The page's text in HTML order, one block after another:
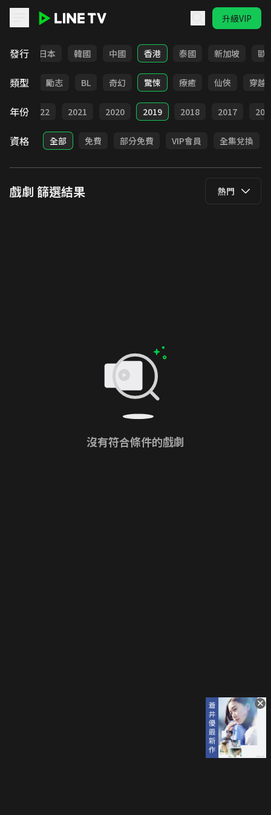
升級VIP
發行
台灣 日本 韓國 中國 香港 泰國 新加坡 歐
類型
喜劇 勵志 BL 奇幻 驚悚 療癒 仙俠 穿越
年份 2022 2021 2020 2019 2018 2017
資格 全部 免費 部分免費 VIP會員 全集兌換
戲劇 篩選結果 熱門
沒有符合條件的戲劇